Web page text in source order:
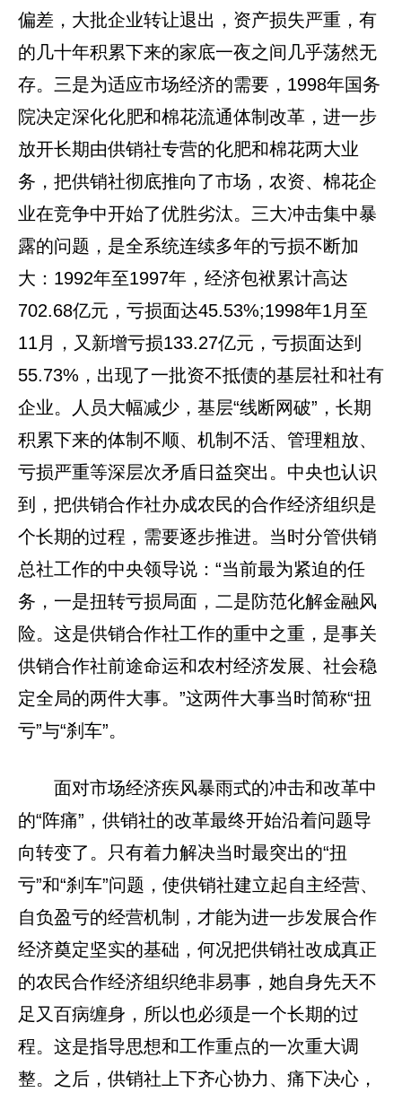
偏差，大批企业转让退出，资产损失严重，有
的几十年积累下来的家底一夜之间几乎荡然无
存。三是为适应市场经济的需要，1998年国务
院决定深化化肥和棉花流通体制改革，进一步
放开长期由供销社专营的化肥和棉花两大业
务，把供销社彻底推向了市场，农资、棉花企
业在竞争中开始了优胜劣汰。三大冲击集中暴
露的问题，是全系统连续多年的亏损不断加
大：1992年至1997年，经济包袱累计高达
702.68亿元，亏损面达45.53%;1998年1月至
11月，又新增亏损133.27亿元，亏损面达到
55.73%，出现了一批资不抵债的基层社和社有
企业。人员大幅减少，基层“线断网破”，长期
积累下来的体制不顺、机制不活、管理粗放、
亏损严重等深层次矛盾日益突出。中央也认识
到，把供销合作社办成农民的合作经济组织是
个长期的过程，需要逐步推进。当时分管供销
总社工作的中央领导说：“当前最为紧迫的任
务，一是扭转亏损局面，二是防范化解金融风
险。这是供销合作社工作的重中之重，是事关
供销合作社前途命运和农村经济发展、社会稳
定全局的两件大事。”这两件大事当时简称“扭
亏”与“刹车”。
面对市场经济疾风暴雨式的冲击和改革中
的“阵痛”，供销社的改革最终开始沿着问题导
向转变了。只有着力解决当时最突出的“扭
亏”和“刹车”问题，使供销社建立起自主经营、
自负盈亏的经营机制，才能为进一步发展合作
经济奠定坚实的基础，何况把供销社改成真正
的农民合作经济组织绝非易事，她自身先天不
足又百病缠身，所以也必须是一个长期的过
程。这是指导思想和工作重点的一次重大调
整。之后，供销社上下齐心协力、痛下决心，